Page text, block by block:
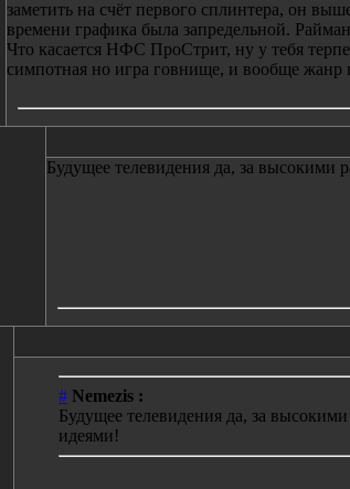
заметить на счёт первого сплинтера, он
времени графика была запредельной.
Что касается НФС ПроСтрит, ну у тебя
симпотная но игра говнище, и вообще жанр
Будущее телевидения да, за высокими
# Nemezis :
Будущее телевидения да, за
идеями!